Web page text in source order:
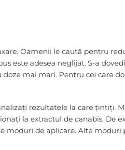
Oamenii le caută pentru
este adesea neglijat. S-a
mai mari. Pentru cei care
rezultatele la care țintiți.
la extractul de canabis. De
moduri de aplicare. Alte